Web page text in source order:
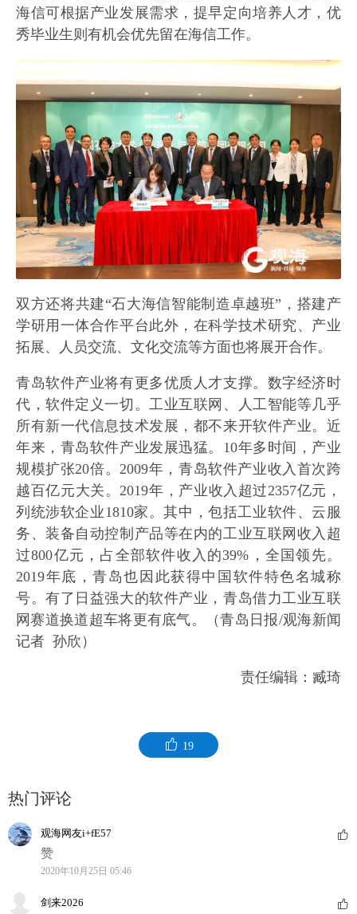
海信可根据产业发展需求，提早定向培养人才，优
秀毕业生则有机会优先留在海信工作。
双方还将共建“石大海信智能制造卓越班”，搭建产
学研用一体合作平台此外，在科学技术研究、产业
拓展、人员交流、文化交流等方面也将展开合作。
青岛软件产业将有更多优质人才支撑。数字经济时
代，软件定义一切。工业互联网、人工智能等几乎
所有新一代信息技术发展，都不来开软件产业。近
年来，青岛软件产业发展迅猛。10年多时间，产业
规模扩张20倍。2009年，青岛软件产业收入首次跨
越百亿元大关。2019年，产业收入超过2357亿元，
列统涉软企业1810家。其中，包括工业软件、云服
务、装备自动控制产品等在内的工业互联网收入超
过800亿元，占全部软件收入的39%，全国领先。
2019年底，青岛也因此获得中国软件特色名城称
号。有了日益强大的软件产业，青岛借力工业互联
网赛道换道超车将更有底气。（青岛日报/观海新闻
记者 孙欣）
责任编辑：臧琦
19
热门评论
观海网友i+fE57
赞
2020年10月25日 05:46
剑来2026